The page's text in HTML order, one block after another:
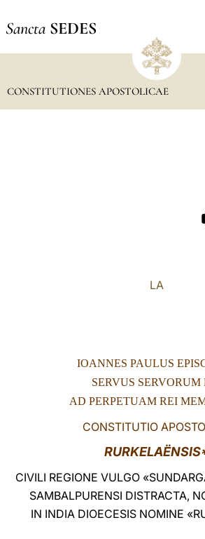
Sancta SEDES
CONSTITUTIONES APOSTOLICAE
LA
IOANNES PAULUS
SERVUS SERVORUM
AD PERPETUAM REI
CONSTITUTIO
CIVILI REGIONE VULGO
SAMBALPURENSI DISTRACTA,
IN INDIA DIOECESIS NOMINE